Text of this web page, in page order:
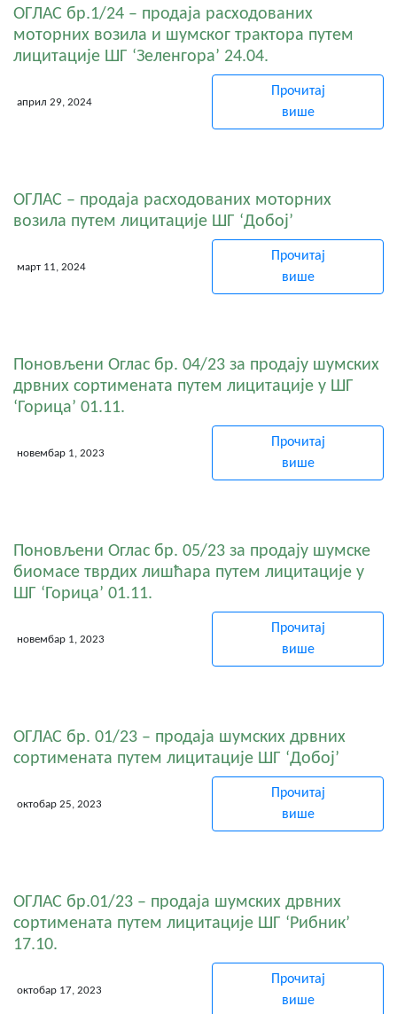
ОГЛАС бр.1/24 – продаја расходованих
моторних возила и шумског трактора путем
лицитације ШГ ‘Зеленгора’ 24.04.
април 29, 2024
Прочитај
више
ОГЛАС – продаја расходованих моторних
возила путем лицитације ШГ ‘Добој’
март 11, 2024
Прочитај
више
Поновљени Оглас бр. 04/23 за продају шумских
дрвних сортимената путем лицитације у ШГ
‘Горица’ 01.11.
новембар 1, 2023
Прочитај
више
Поновљени Оглас бр. 05/23 за продају шумске
биомасе тврдих лишћара путем лицитације у
ШГ ‘Горица’ 01.11.
новембар 1, 2023
Прочитај
више
ОГЛАС бр. 01/23 – продаја шумских дрвних
сортимената путем лицитације ШГ ‘Добој’
октобар 25, 2023
Прочитај
више
ОГЛАС бр.01/23 – продаја шумских дрвних
сортимената путем лицитације ШГ ‘Рибник’
17.10.
октобар 17, 2023
Прочитај
више